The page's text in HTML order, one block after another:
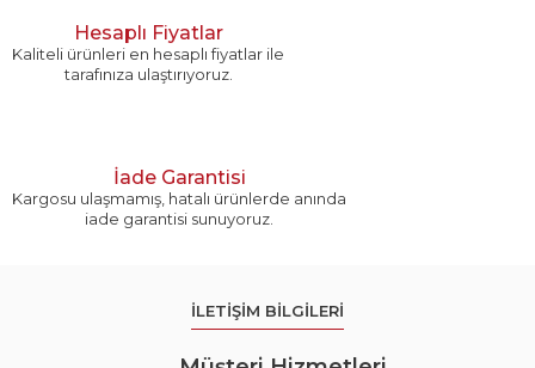
Hesaplı Fiyatlar
Kaliteli ürünleri en hesaplı fiyatlar ile
tarafınıza ulaştırıyoruz.
İade Garantisi
Kargosu ulaşmamış, hatalı ürünlerde anında
iade garantisi sunuyoruz.
İLETİŞİM BİLGİLERİ